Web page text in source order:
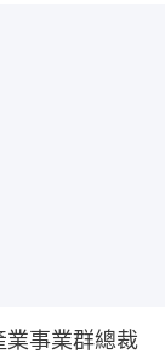
業事業群總裁